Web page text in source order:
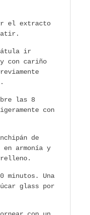
el extracto
ir
con cariño
las 8
con
de
en armonía y
minutos. Una
glass por